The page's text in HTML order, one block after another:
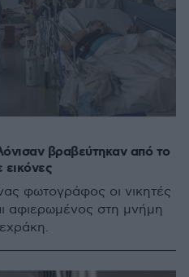
βραβεύτηκαν από το
φωτογράφος οι νικητές
αφιερωμένος στη μνήμη